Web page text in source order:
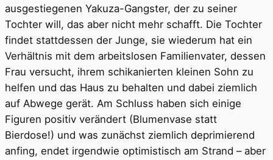
ausgestiegenen Yakuza-Gangster, der zu seiner
Tochter will, das aber nicht mehr schafft. Die Tochter
findet stattdessen der Junge, sie wiederum hat ein
Verhältnis mit dem arbeitslosen Familienvater, dessen
Frau versucht, ihrem schikanierten kleinen Sohn zu
helfen und das Haus zu behalten und dabei ziemlich
auf Abwege gerät. Am Schluss haben sich einige
Figuren positiv verändert (Blumenvase statt
Bierdose!) und was zunächst ziemlich deprimierend
anfing, endet irgendwie optimistisch am Strand – aber